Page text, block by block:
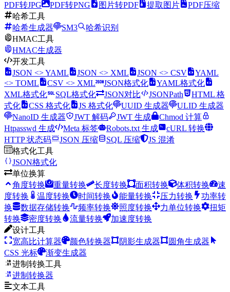
PDF转JPG
PDF转PNG 图片转PDF 提取图片
PDF压缩
哈希工具
哈希生成器
SM3
哈希识别
HMAC工具
HMAC生成器
开发工具
JSON <> YAML
JSON <> XML JSON <> CSV
YAML
<> TOML
CSV <> XML JSON格式化
YAML格式化
XML格式化
SQL格式化 JSON对比 JSONPath
HTML 格
式化
CSS 格式化 JS 格式化 UUID 生成器
ULID 生成器
NanoID 生成器
JWT 解码 JWT 生成
Chmod 计算
Htpasswd 生成
Meta 标签 Robots.txt 生成
cURL 转换
HTTP 状态码
JSON 压缩 SQL 压缩
JS 混淆
格式化工具
JSON格式化
单位换算
角度转换
重量转换 长度转换 面积转换 体积转换
速
度转换
温度转换 时间转换 能量转换 压力转换
功率转
换
数据存储转换 频率转换 照度转换 力单位转换
扭矩
转换
密度转换 流量转换
加速度转换
设计工具
宽高比计算器
颜色转换器 阴影生成器
圆角生成器
CSS 光标
渐变生成器
进制转换工具
进制转换器
文本工具